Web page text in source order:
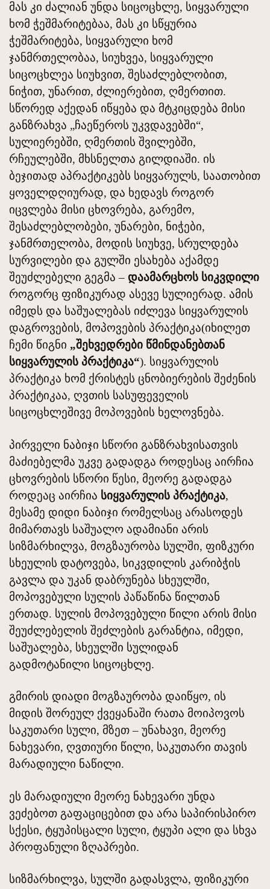
მას კი ძალიან უნდა სიცოცხლე, სიყვარული
ხომ ჭეშმარიტებაა, მას კი სწყურია
ჭეშმარიტება, სიყვარული ხომ
ჯანმრთელობაა, სიუხვეა, სიყვარული
სიცოცხლეა სიუხვით, შესაძლებლობით,
ნიჭით, უნარით, ძლიერებით, ღმერთით.
სწორედ აქედან იწყება და მტკიცდება მისი
განზრახვა „ჩაეწეროს უკვდავებში“,
სულიერებში, ღმერთის შვილებში,
რჩეულებში, მხსნელთა გილდიაში. ის
ბეჯითად აპრაქტიკებს სიყვარულს, საათობით
ყოველდღიურად, და ხედავს როგორ
იცვლება მისი ცხოვრება, გარემო,
შესაძლებლობები, უნარები, ნიჭები,
ჯანმრთელობა, მოდის სიუხვე, სრულდება
სურვილები და გულში ესახება აქამდე
შეუძლებელი გეგმა – დაამარცხოს სიკვდილი
როგორც ფიზიკურად ასევე სულიერად. ამის
იმედს და საშუალებას იძლევა სიყვარულის
დაგროვების, მოპოვების პრაქტიკა(იხილეთ
ჩემი წიგნი „შეხვედრები წმინდანებთან
სიყვარულის პრაქტიკა“). სიყვარულის
პრაქტიკა ხომ ქრისტეს ცნობიერების შეძენის
პრაქტიკაა, ღვთის სასუფეველის
სიცოცხლეშივე მოპოვების ხელოვნება.
პირველი ნაბიჯი სწორი განზრახვისათვის
მაძიებელმა უკვე გადადგა როდესაც აირჩია
ცხოვრების სწორი წესი, მეორე გადადგა
როდეაც აირჩია სიყვარულის პრაქტიკა,
მესამე დიდი ნაბიჯი რომელსაც არასოდეს
მიმართავს საშუალო ადამიანი არის
სიზმარხილვა, მოგზაურობა სულში, ფიზკური
სხეულის დატოვება, სიკვდილის კარიბჭის
გავლა და უკან დაბრუნება სხეულში,
მოპოვებული სულის პაწაწინა წილთან
ერთად. სულის მოპოვებული წილი არის მისი
შეუძლებელის შეძლების გარანტია, იმედი,
საშუალება, სხეულში სულიდან
გადმოტანილი სიცოცხლე.
გმირის დიადი მოგზაურობა დაიწყო, ის
მიდის შორეულ ქვეყანაში რათა მოიპოვოს
საკუთარი სული, მზეთ – უნახავი, მეორე
ნახევარი, ღვთიური წილი, საკუთარი თავის
მარადიული ნაწილი.
ეს მარადიული მეორე ნახევარი უნდა
ვეძებოთ გაფაციცებით და არა საპირისპირო
სქესი, ტყუპისცალი სული, ტყუპი ალი და სხვა
პროფანული ზღაპრები.
სიზმარხილვა, სულში გადასვლა, ფიზიკური